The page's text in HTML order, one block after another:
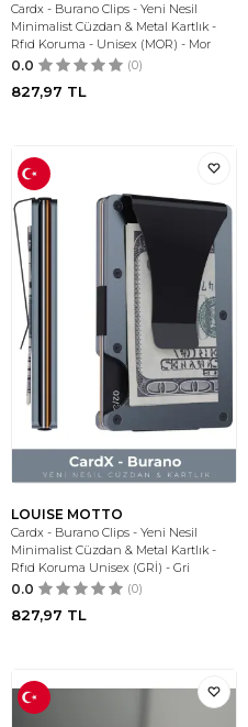
Cardx - Burano Clips - Yeni Nesil
Minimalist Cüzdan & Metal Kartlık -
Rfıd Koruma - Unisex (MOR) - Mor
0.0 (0)
827,97 TL
LOUISE MOTTO
Cardx - Burano Clips - Yeni Nesil
Minimalist Cüzdan & Metal Kartlık -
Rfıd Koruma Unisex (GRİ) - Gri
0.0 (0)
827,97 TL